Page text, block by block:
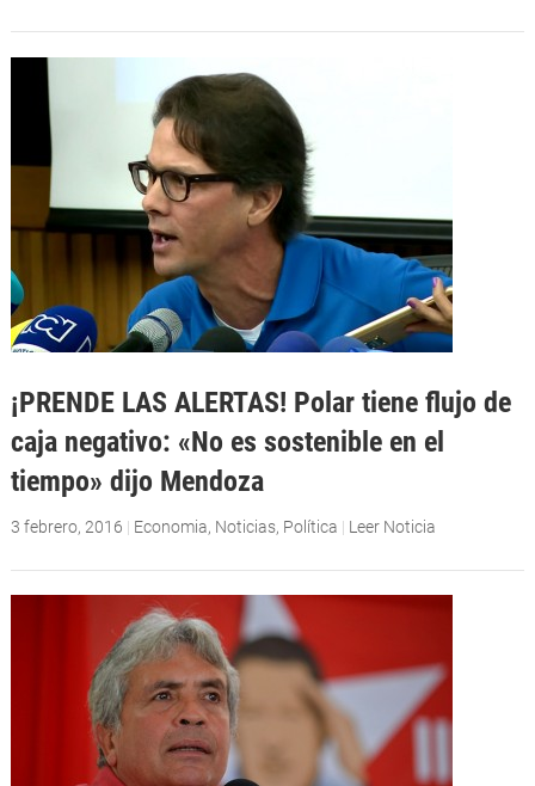
¡PRENDE LAS ALERTAS! Polar tiene flujo de
caja negativo: «No es sostenible en el
tiempo» dijo Mendoza
3 febrero, 2016 | Economia, Noticias, Política | Leer Noticia